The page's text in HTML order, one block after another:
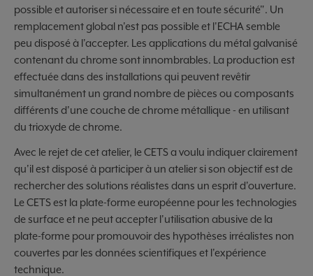
possible et autoriser si nécessaire et en toute sécurité". Un
remplacement global n'est pas possible et l'ECHA semble
peu disposé à l'accepter. Les applications du métal galvanisé
contenant du chrome sont innombrables. La production est
effectuée dans des installations qui peuvent revêtir
simultanément un grand nombre de pièces ou composants
différents d'une couche de chrome métallique - en utilisant
du trioxyde de chrome.
Avec le rejet de cet atelier, le CETS a voulu indiquer clairement
qu'il est disposé à participer à un atelier si son objectif est de
rechercher des solutions réalistes dans un esprit d'ouverture.
Le CETS est la plate-forme européenne pour les technologies
de surface et ne peut accepter l'utilisation abusive de la
plate-forme pour promouvoir des hypothèses irréalistes non
couvertes par les données scientifiques et l'expérience
technique.